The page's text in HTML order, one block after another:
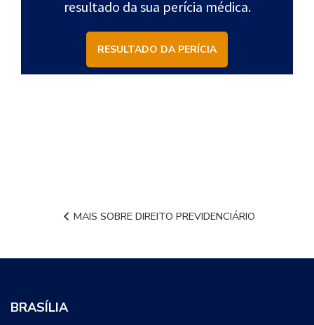
resultado da sua perícia médica.
RESULTADO DA PERÍCIA
MAIS SOBRE DIREITO PREVIDENCIÁRIO
BRASÍLIA